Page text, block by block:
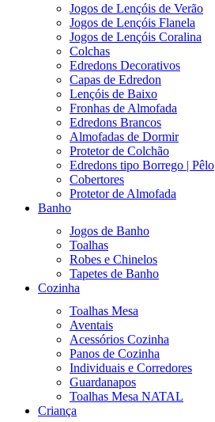
Jogos de Lençóis de Verão
Jogos de Lençóis Flanela
Jogos de Lençóis Coralina
Colchas
Edredons Decorativos
Capas de Edredon
Lençóis de Baixo
Fronhas de Almofada
Edredons Brancos
Almofadas de Dormir
Protetor de Colchão
Edredons tipo Borrego | Pêlo
Cobertores
Protetor de Almofada
Banho
Jogos de Banho
Toalhas
Robes e Chinelos
Tapetes de Banho
Cozinha
Toalhas Mesa
Aventais
Acessórios Cozinha
Panos de Cozinha
Individuais e Corredores
Guardanapos
Toalhas Mesa NATAL
Criança